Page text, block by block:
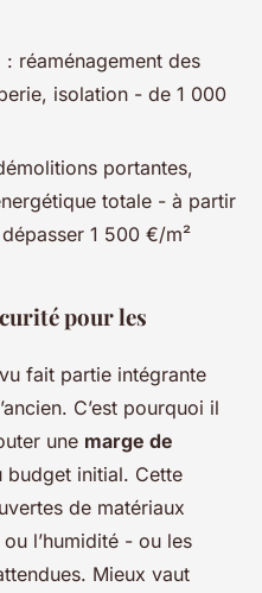
: réaménagement des
isolation - de 1 000
portantes,
totale - à partir
1 500 €/m²
pour les
fait partie intégrante
C’est pourquoi il
une marge de
budget initial. Cette
de matériaux
l’humidité - ou les
Mieux vaut